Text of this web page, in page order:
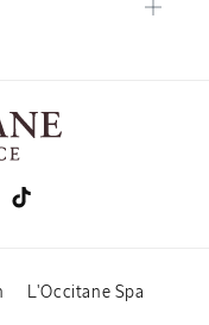
TikTok
L'Occitane Spa